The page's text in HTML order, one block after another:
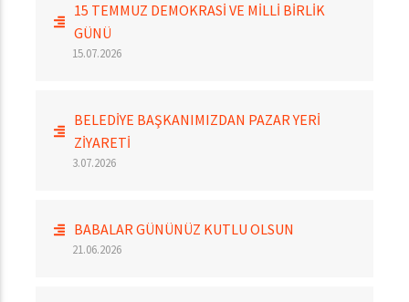
15 TEMMUZ DEMOKRASİ VE MİLLİ BİRLİK
GÜNÜ
15.07.2026
BELEDİYE BAŞKANIMIZDAN PAZAR YERİ
ZİYARETİ
3.07.2026
BABALAR GÜNÜNÜZ KUTLU OLSUN
21.06.2026